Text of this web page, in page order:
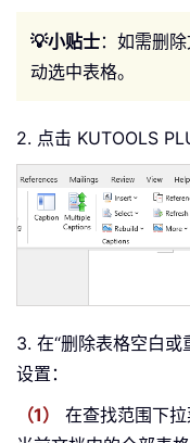
💡小贴士：如需删
动选中表格。
2. 点击 KUTOOLS
3. 在“删除表格空白
设置：
（1）
在查找范围下